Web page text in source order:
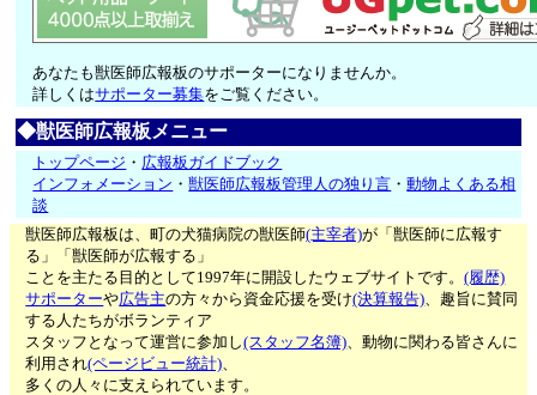
あなたも獣医師広報板のサポーターになりませんか。
詳しくはサポーター募集をご覧ください。
◆獣医師広報板メニュー
トップページ ・ 広報板ガイドブック
インフォメーション ・獣医師広報板管理人の独り言 ・動物よくある相
談
獣医師広報板は、町の犬猫病院の獣医師(主宰者)が「獣医師に広報す
る」「獣医師が広報する」
ことを主たる目的として1997年に開設したウェブサイトです。(履歴)
サポーターや広告主の方々から資金応援を受け(決算報告)、趣旨に賛同
する人たちがボランティア
スタッフとなって運営に参加し(スタッフ名簿)、動物に関わる皆さんに
利用され(ページビュー統計)、
多くの人々に支えられています。